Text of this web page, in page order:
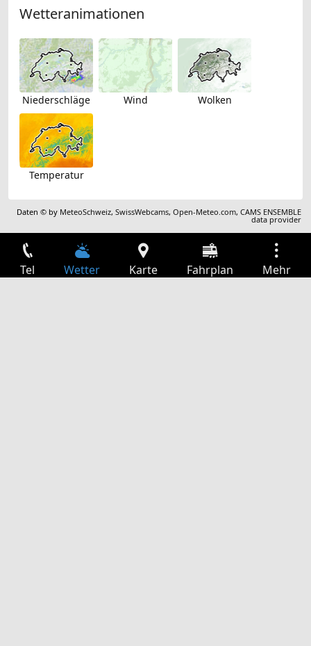
Wetteranimationen
Niederschläge Wind Wolken
Temperatur
Daten © by MeteoSchweiz,SwissWebcams,Open-Meteo.com,CAMS ENSEMBLE
data provider
Tel Wetter Karte Fahrplan Mehr